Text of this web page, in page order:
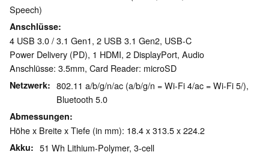
Speech)
Anschlüsse
4 USB 3.0 / 3.1 Gen1, 2 USB 3.1 Gen2, USB-C
Power Delivery (PD), 1 HDMI, 2 DisplayPort, Audio
Anschlüsse: 3.5mm, Card Reader: microSD
Netzwerk
802.11 a/b/g/n/ac (a/b/g/n = Wi-Fi 4/ac = Wi-Fi 5/),
Bluetooth 5.0
Abmessungen
Höhe x Breite x Tiefe (in mm): 18.4 x 313.5 x 224.2
Akku 51 Wh Lithium-Polymer, 3-cell